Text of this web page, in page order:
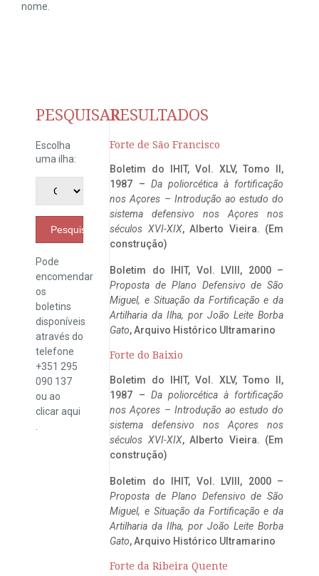
nome.
PESQUISAR
Escolha
uma ilha:
Pesquisar
Pode
encomendar
os
boletins
disponíveis
através do
telefone
+351 295
090 137
ou ao
clicaraqui
RESULTADOS
Forte de São Francisco
Boletim do IHIT, Vol. XLV, Tomo II,
1987 – Da poliorcética à fortificação
nos Açores – Introdução ao estudo do
sistema defensivo nos Açores nos
séculos XVI-XIX, Alberto Vieira. (Em
construção)
Boletim do IHIT, Vol. LVIII, 2000 –
Proposta de Plano Defensivo de São
Miguel, e Situação da Fortificação e da
Artilharia da Ilha, por João Leite Borba
Gato, Arquivo Histórico Ultramarino
Forte do Baixio
Boletim do IHIT, Vol. XLV, Tomo II,
1987 – Da poliorcética à fortificação
nos Açores – Introdução ao estudo do
sistema defensivo nos Açores nos
séculos XVI-XIX, Alberto Vieira. (Em
construção)
Boletim do IHIT, Vol. LVIII, 2000 –
Proposta de Plano Defensivo de São
Miguel, e Situação da Fortificação e da
Artilharia da Ilha, por João Leite Borba
Gato, Arquivo Histórico Ultramarino
Forte da Ribeira Quente